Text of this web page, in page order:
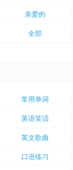
亲爱的
全部
常用单词
英语笑话
英文歌曲
口语练习